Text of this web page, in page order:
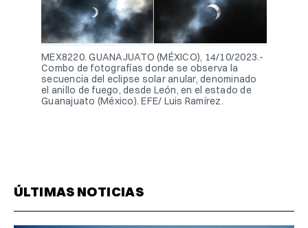
MEX8220. GUANAJUATO (MÉXICO), 14/10/2023.-
Combo de fotografías donde se observa la
secuencia del eclipse solar anular, denominado
el anillo de fuego, desde León, en el estado de
Guanajuato (México). EFE/ Luis Ramírez.
ÚLTIMAS NOTICIAS